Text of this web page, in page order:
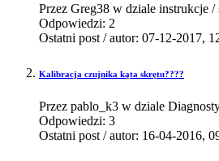
Przez Greg38 w dziale instrukcje /
Odpowiedzi: 2
Ostatni post / autor: 07-12-2017,
Kalibracja czujnika kąta skrętu????
Przez pablo_k3 w dziale
Odpowiedzi: 3
Ostatni post / autor: 16-04-2016,